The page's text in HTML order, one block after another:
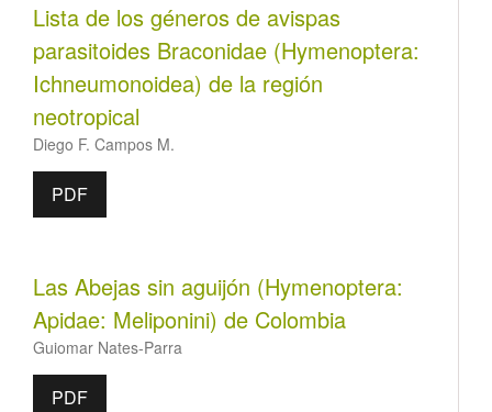
Lista de los géneros de avispas
parasitoides Braconidae (Hymenoptera:
Ichneumonoidea) de la región
neotropical
Diego F. Campos M.
PDF
Las Abejas sin aguijón (Hymenoptera:
Apidae: Meliponini) de Colombia
Guiomar Nates-Parra
PDF